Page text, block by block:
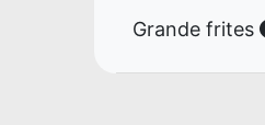
Grande frites